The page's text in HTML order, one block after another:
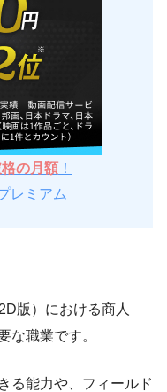
の月額！
レミアム
版）における商人
な職業です。
る能力や、フィールド